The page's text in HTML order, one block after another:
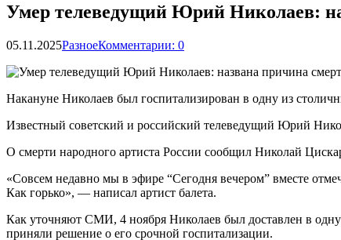
Умер телеведущий Юрий Николаев:
05.11.2025РазноеКомментарии: 0
Накануне Николаев был госпитализирован в одну из
Известный советский и российский телеведущий Юрий
О смерти народного артиста России сообщил Николай
«Совсем недавно мы в эфире “Сегодня вечером” вместе
Как горько», — написал артист балета.
Как уточняют СМИ, 4 ноября Николаев был доставлен в одну
приняли решение о его срочной госпитализации.